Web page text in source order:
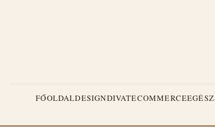
FŐOLDALDESIGNDIVATECOMMERCE